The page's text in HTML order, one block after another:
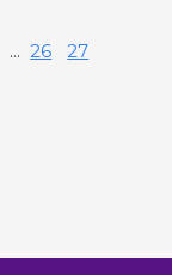
... 26 27